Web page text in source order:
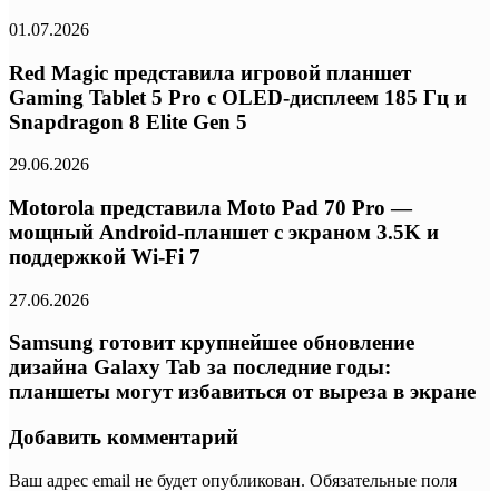
01.07.2026
Red Magic представила игровой планшет
Gaming Tablet 5 Pro с OLED-дисплеем 185 Гц и
Snapdragon 8 Elite Gen 5
29.06.2026
Motorola представила Moto Pad 70 Pro —
мощный Android-планшет с экраном 3.5K и
поддержкой Wi-Fi 7
27.06.2026
Samsung готовит крупнейшее обновление
дизайна Galaxy Tab за последние годы:
планшеты могут избавиться от выреза в экране
Добавить комментарий
Ваш адрес email не будет опубликован. Обязательные поля